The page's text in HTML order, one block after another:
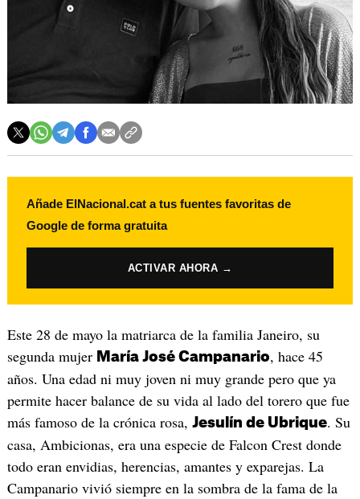
Añade ElNacional.cat a tus fuentes favoritas de
Google de forma gratuita
ACTIVAR AHORA →
Este 28 de mayo la matriarca de la familia Janeiro, su
segunda mujer María José Campanario, hace 45
años. Una edad ni muy joven ni muy grande pero que ya
permite hacer balance de su vida al lado del torero que fue
más famoso de la crónica rosa, Jesulín de Ubrique. Su
casa, Ambicionas, era una especie de Falcon Crest donde
todo eran envidias, herencias, amantes y exparejas. La
Campanario vivió siempre en la sombra de la fama de la